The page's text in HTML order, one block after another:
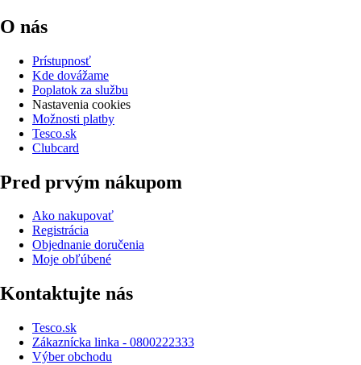
O nás
Prístupnosť
Kde dovážame
Poplatok za službu
Nastavenia cookies
Možnosti platby
Tesco.sk
Clubcard
Pred prvým nákupom
Ako nakupovať
Registrácia
Objednanie doručenia
Moje obľúbené
Kontaktujte nás
Tesco.sk
Zákaznícka linka - 0800222333
Výber obchodu